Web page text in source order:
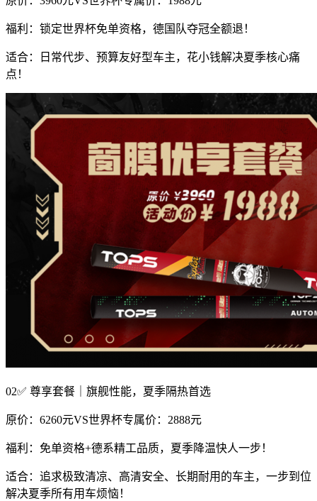
福利：锁定世界杯免单资格，德国队夺冠全额退！
适合：日常代步、预算友好型车主，花小钱解决夏季核心痛
点！
02✅ 尊享套餐｜旗舰性能，夏季隔热首选
原价：6260元VS世界杯专属价：2888元
福利：免单资格+德系精工品质，夏季降温快人一步！
适合：追求极致清凉、高清安全、长期耐用的车主，一步到位
解决夏季所有用车烦恼！